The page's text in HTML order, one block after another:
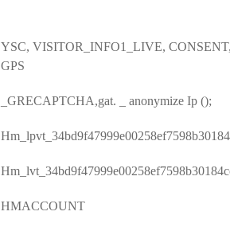
YSC, VISITOR_INFO1_LIVE,
GPS
_GRECAPTCHA,gat. _ anonymize Ip ();
HMACCOUNT